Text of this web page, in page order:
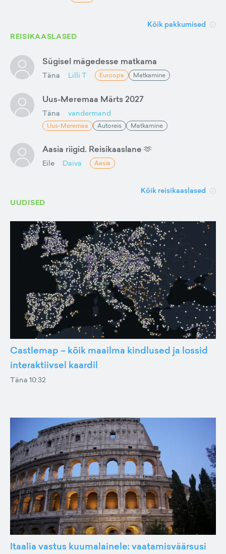
Kõik pakkumised
REISIKAASLASED
Sügisel mägedesse matkama
Täna Lilli T Euroopa Matkamine
Uus-Meremaa Märts 2027
Täna vandermand
Uus-Meremaa Autoreis Matkamine
Aasia riigid. Reisikaaslane 🫶
Eile Daiva Aasia
Kõik reisikaaslased
UUDISED
Castlemap – kõik maailma kindlused ja lossid
interaktiivsel kaardil
Täna 10:32
Itaalia vastus kuumalainele: vaatamisväärsusi